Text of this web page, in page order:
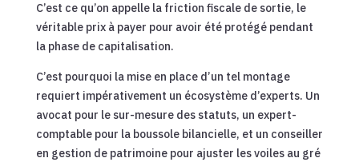
C’est ce qu’on appelle la friction fiscale de sortie, le
véritable prix à payer pour avoir été protégé pendant
la phase de capitalisation.
C’est pourquoi la mise en place d’un tel montage
requiert impérativement un écosystème d’experts. Un
avocat pour le sur-mesure des statuts, un expert-
comptable pour la boussole bilancielle, et un conseiller
en gestion de patrimoine pour ajuster les voiles au gré